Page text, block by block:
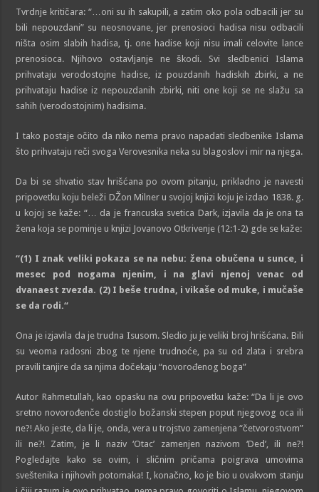
Tvrdnje kritičara: “…oni su ih sakupili, a zatim oko pola odbacili jer su
bili nepouzdani” su neosnovane, jer prenosioci hadisa nisu odbacili
ništa osim slabih hadisa, tj. one hadise koji nisu imali celovite lance
prenosioca. Njihovo ostavljanje ne škodi. Svi sledbenici Islama
prihvataju verodostojne hadise, iz pouzdanih hadiskih zbirki, a ne
prihvataju hadise iz nepouzdanih zbirki, niti one koji se ne slažu sa
sahih (verodostojnim) hadisima.
I tako postaje očito da niko nema pravo napadati sledbenike Islama
što prihvataju reči svoga Verovesnika neka su blagoslov i mir na njega.
Da bi se shvatio stav hrišćana po ovom pitanju, prikladno je navesti
pripovetku koju beleži DŽon Milner u svojoj knjizi koju je izdao 1838. g.
u kojoj se kaže: “… da je francuska svetica Dark, izjavila da je ona ta
žena koja se pominje u knjizi Jovanovo Otkrivenje (12:1-2) gde se kaže:
“(1) I znak veliki pokaza se na nebu: žena obučena u sunce, i
mesec pod nogama njenim, i na glavi njenoj venac od
dvanaest zvezda. (2) I beše trudna, i vikaše od muke, i mučaše
se da rodi.“
Ona je izjavila da je trudna Isusom. Sledio ju je veliki broj hrišćana. Bili
su veoma radosni zbog te njene trudnoće, pa su od zlata i srebra
pravili tanjire da sa njima dočekaju “novorođenog boga”
Autor Rahmetullah, kao opasku na ovu pripovetku kaže: “Da li je ovo
sretno novorođenče dostiglo božanski stepen poput njegovog oca ili
ne?! Ako jeste, da li je, onda, vera u trojstvo zamenjena “četvorostvom”
ili ne?! Zatim, je li naziv ‘Otac’ zamenjen nazivom ‘Ded’, ili ne?!
Pogledajte kako se ovim, i sličnim pričama poigrava umovima
sveštenika i njihovih potomaka! I, konačno, ko je bio u ovakvom stanju